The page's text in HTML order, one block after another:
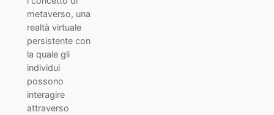
metaverso, una
realtà virtuale
persistente con
la quale gli
individui
possono
interagire
attraverso